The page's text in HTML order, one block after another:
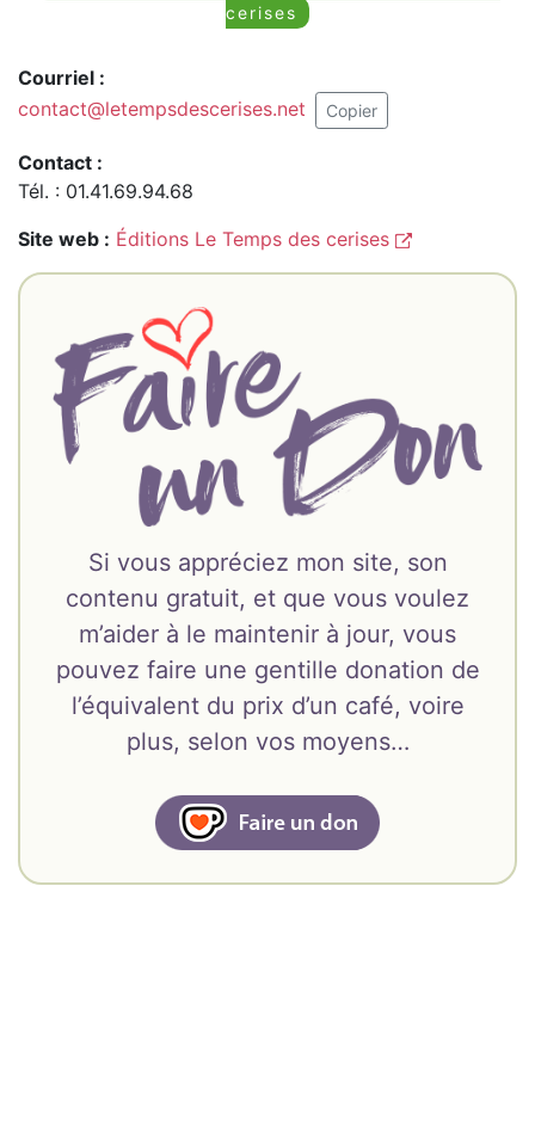
cerises
Courriel :
contact@letempsdescerises.net
Copier
Contact :
Tél. : 01.41.69.94.68
Site web : Éditions Le Temps des cerises
Si vous appréciez mon site, son
contenu gratuit, et que vous voulez
m’aider à le maintenir à jour, vous
pouvez faire une gentille donation de
l’équivalent du prix d’un café, voire
plus, selon vos moyens…